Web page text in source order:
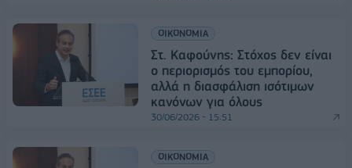
ΟΙΚΟΝΟΜΙΑ
Στ. Καφούνης: Στόχος δεν είναι
ο περιορισμός του εμπορίου,
αλλά η διασφάλιση ισότιμων
κανόνων για όλους
30/06/2026 - 15:51
ΟΙΚΟΝΟΜΙΑ